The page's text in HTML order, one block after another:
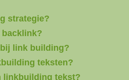
strategie?
backlink?
link building?
teksten?
linkbuilding tekst?